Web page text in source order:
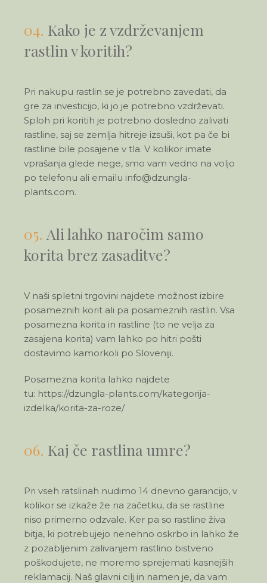
04. Kako je z vzdrževanjem
rastlin v koritih?
Pri nakupu rastlin se je potrebno zavedati, da
gre za investicijo, ki jo je potrebno vzdrževati.
Sploh pri koritih je potrebno dosledno zalivati
rastline, saj se zemlja hitreje izsuši, kot pa če bi
rastline bile posajene v tla. V kolikor imate
vprašanja glede nege, smo vam vedno na voljo
po telefonu ali emailu info@dzungla-
plants.com.
05. Ali lahko naročim samo
korita brez zasaditve?
V naši spletni trgovini najdete možnost izbire
posameznih korit ali pa posameznih rastlin. Vsa
posamezna korita in rastline (to ne velja za
zasajena korita) vam lahko po hitri pošti
dostavimo kamorkoli po Sloveniji.
Posamezna korita lahko najdete
tu: https://dzungla-plants.com/kategorija-
izdelka/korita-za-roze/
06. Kaj če rastlina umre?
Pri vseh ratslinah nudimo 14 dnevno garancijo, v
kolikor se izkaže že na začetku, da se rastline
niso primerno odzvale. Ker pa so rastline živa
bitja, ki potrebujejo nenehno oskrbo in lahko že
z pozabljenim zalivanjem rastlino bistveno
poškodujete, ne moremo sprejemati kasnejših
reklamacij. Naš glavni cilj in namen je, da vam